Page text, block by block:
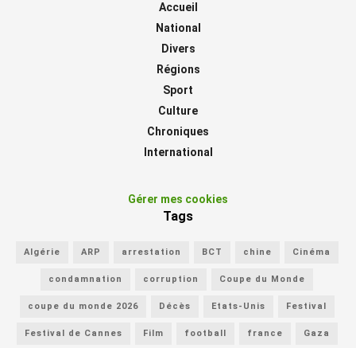
Accueil
National
Divers
Régions
Sport
Culture
Chroniques
International
Gérer mes cookies
Tags
Algérie ARP arrestation BCT chine Cinéma
condamnation corruption Coupe du Monde
coupe du monde 2026 Décès Etats-Unis Festival
Festival de Cannes Film football france Gaza